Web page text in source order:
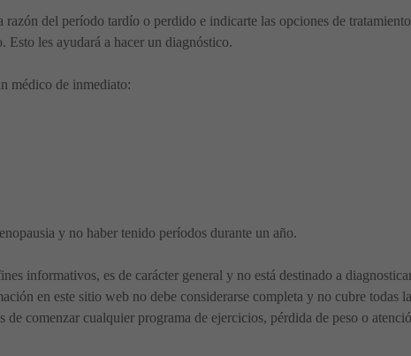
razón del período tardío o perdido e indicarte las opciones de
Esto les ayudará a hacer un diagnóstico.
médico de inmediato:
y no haber tenido períodos durante un año.
informativos, es de carácter general y no está destinado a
en este sitio web no debe considerarse completa y no cubre todas
comenzar cualquier programa de ejercicios, pérdida de peso o